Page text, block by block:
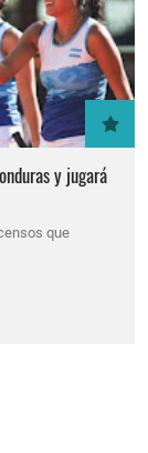
y jugará
que